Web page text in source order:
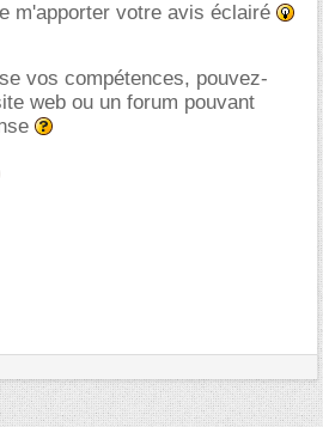
m'apporter votre avis éclairé
vos compétences, pouvez-
web ou un forum pouvant